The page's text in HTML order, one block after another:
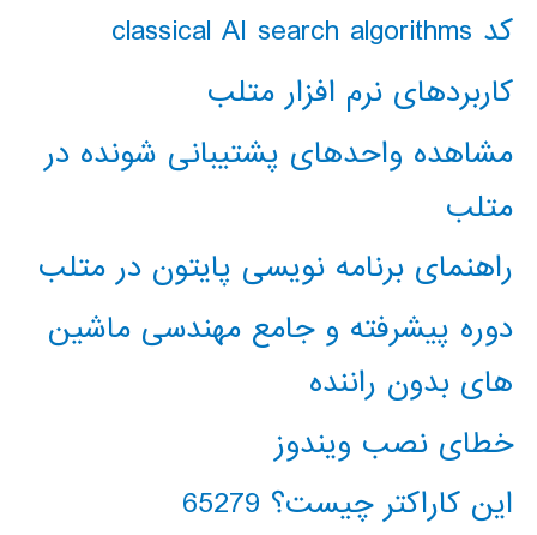
کد classical AI search algorithms
کاربردهای نرم افزار متلب
مشاهده واحدهای پشتیبانی شونده در
متلب
راهنمای برنامه نویسی پایتون در متلب
دوره پیشرفته و جامع مهندسی ماشین
های بدون راننده
خطای نصب ویندوز
این کاراکتر چیست؟ 65279